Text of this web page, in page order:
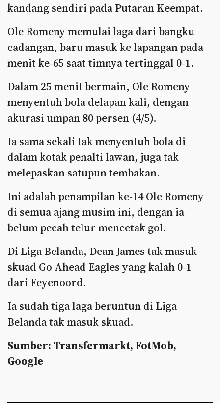
kandang sendiri pada Putaran Keempat.
Ole Romeny memulai laga dari bangku
cadangan, baru masuk ke lapangan pada
menit ke-65 saat timnya tertinggal 0-1.
Dalam 25 menit bermain, Ole Romeny
menyentuh bola delapan kali, dengan
akurasi umpan 80 persen (4/5).
Ia sama sekali tak menyentuh bola di
dalam kotak penalti lawan, juga tak
melepaskan satupun tembakan.
Ini adalah penampilan ke-14 Ole Romeny
di semua ajang musim ini, dengan ia
belum pecah telur mencetak gol.
Di Liga Belanda, Dean James tak masuk
skuad Go Ahead Eagles yang kalah 0-1
dari Feyenoord.
Ia sudah tiga laga beruntun di Liga
Belanda tak masuk skuad.
Sumber: Transfermarkt, FotMob,
Google